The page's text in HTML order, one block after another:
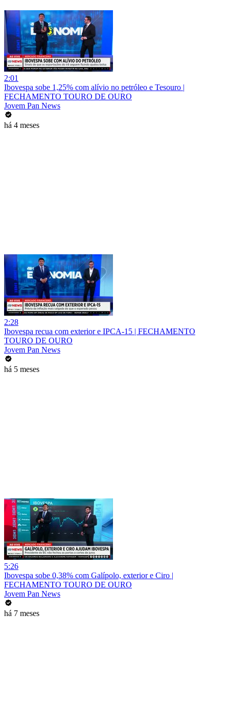
2:01
Ibovespa sobe 1,25% com alívio no petróleo e Tesouro |
FECHAMENTO TOURO DE OURO
Jovem Pan News
há 4 meses
2:28
Ibovespa recua com exterior e IPCA-15 | FECHAMENTO
TOURO DE OURO
Jovem Pan News
há 5 meses
5:26
Ibovespa sobe 0,38% com Galípolo, exterior e Ciro |
FECHAMENTO TOURO DE OURO
Jovem Pan News
há 7 meses